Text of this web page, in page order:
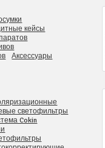
кейсы
Аксессуары
светофильтры
Cokin